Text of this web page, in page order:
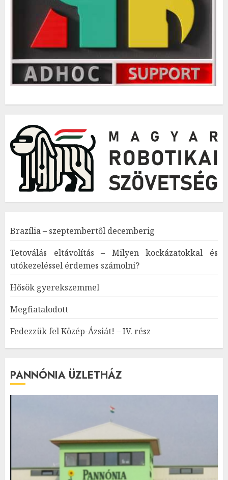
Brazília – szeptembertől decemberig
Tetoválás eltávolítás – Milyen kockázatokkal és
utókezeléssel érdemes számolni?
Hősök gyerekszemmel
Megfiatalodott
Fedezzük fel Közép-Ázsiát! – IV. rész
PANNÓNIA ÜZLETHÁZ